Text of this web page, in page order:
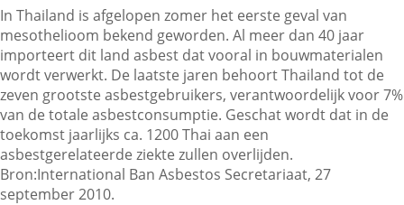
Veelgestelde vragen
Contactgegevens
Zoeken
In Thailand is afgelopen zomer het eerste geval van
mesothelioom bekend geworden. Al meer dan 40 jaar
importeert dit land asbest dat vooral in bouwmaterialen
wordt verwerkt. De laatste jaren behoort Thailand tot de
zeven grootste asbestgebruikers, verantwoordelijk voor 7%
van de totale asbestconsumptie. Geschat wordt dat in de
toekomst jaarlijks ca. 1200 Thai aan een
asbestgerelateerde ziekte zullen overlijden.
Bron:International Ban Asbestos Secretariaat, 27
september 2010.